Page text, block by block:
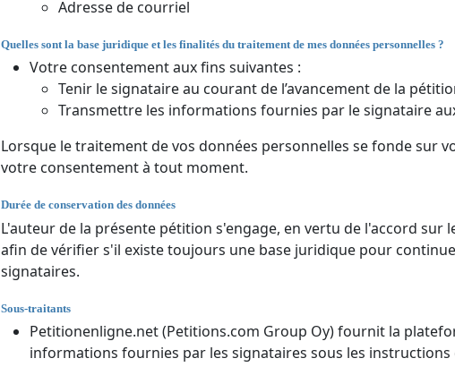
Adresse de courriel
Quelles sont la base juridique et les finalités du traitement de mes données personnelles ?
Votre consentement aux fins suivantes :
Tenir le signataire au courant de l’avancement de la
Transmettre les informations fournies par le signataire
Lorsque le traitement de vos données personnelles se fonde sur
votre consentement à tout moment.
Durée de conservation des données
L'auteur de la présente pétition s'engage, en vertu de l'accord
afin de vérifier s'il existe toujours une base juridique pour
signataires.
Sous-traitants
Petitionenligne.net (Petitions.com Group Oy) fournit la
informations fournies par les signataires sous les